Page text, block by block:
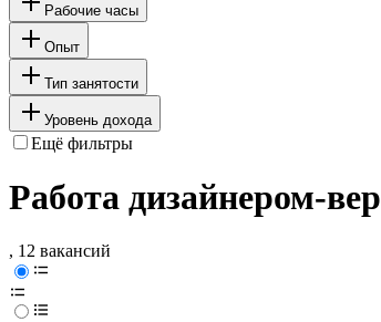
Рабочие часы
Опыт
Тип занятости
Уровень дохода
Ещё фильтры
Работа дизайнером-
, 12 вакансий